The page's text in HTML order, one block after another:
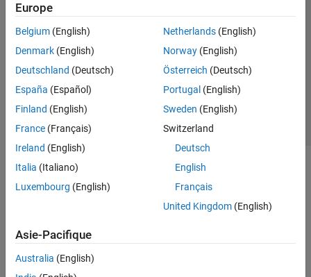
Europe
Belgium (English)
Denmark (English)
Deutschland (Deutsch)
España (Español)
Finland (English)
France (Français)
Ireland (English)
Italia (Italiano)
Luxembourg (English)
Netherlands(English)
Norway(English)
Österreich (Deutsch)
Portugal (English)
Sweden (English)
Switzerland
Deutsch
English
Français
United Kingdom(English)
Asie-Pacifique
Australia (English)
Lutte anti-piratage
Contacts locaux
© 1994-2026 The MathWorks, Inc.